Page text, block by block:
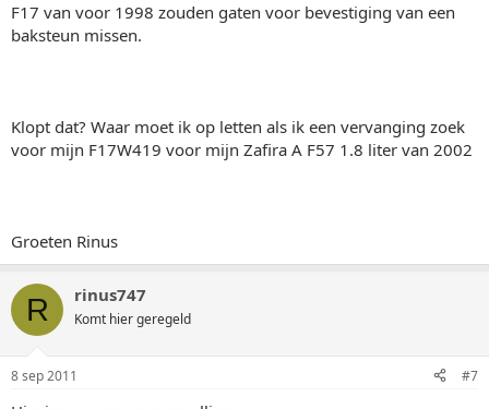
F17 van voor 1998 zouden gaten voor bevestiging van een
baksteun missen.
Klopt dat? Waar moet ik op letten als ik een vervanging zoek
voor mijn F17W419 voor mijn Zafira A F57 1.8 liter van 2002
Groeten Rinus
R rinus747
Komt hier geregeld
8 sep 2011 #7